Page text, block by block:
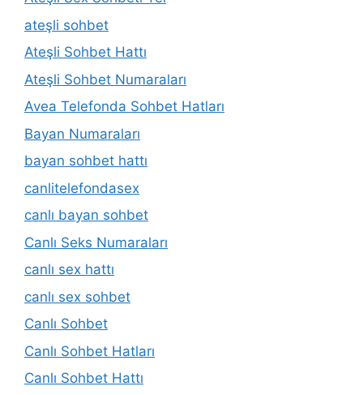
ateşli sohbet
Ateşli Sohbet Hattı
Ateşli Sohbet Numaraları
Avea Telefonda Sohbet Hatları
Bayan Numaraları
bayan sohbet hattı
canlitelefondasex
canlı bayan sohbet
Canlı Seks Numaraları
canlı sex hattı
canlı sex sohbet
Canlı Sohbet
Canlı Sohbet Hatları
Canlı Sohbet Hattı